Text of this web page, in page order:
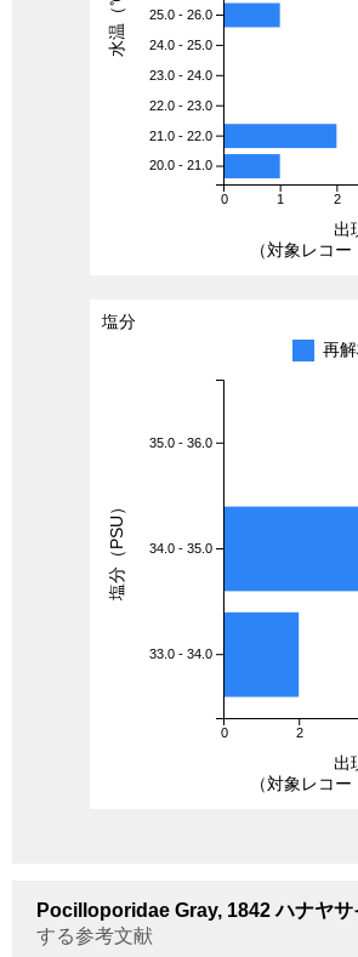
0 1 2
25.0 - 26.0
24.0 - 25.0
23.0 - 24.0
22.0 - 23.0
21.0 - 22.0
20.0 - 21.0
出
（対象レコー
塩分
再
0 2
35.0 - 36.0
34.0 - 35.0
33.0 - 34.0
出
（対象レコー
塩分（PSU）
Pocilloporidae Gray, 1842ハナヤサ
する参考文献